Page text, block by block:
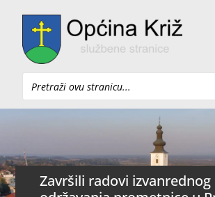
Pretraži
Završili radovi izvanrednog